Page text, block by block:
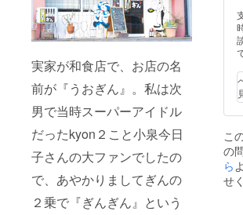
実家が和食店で、お店の名
前が『うおぎん』。私は次
男で当時スーパーアイドル
だったkyon２こと小泉今日
子さんの大ファンでしたの
で、あやかりましてぎんの
２乗で『ぎんぎん』という
こ
の
ら
せ